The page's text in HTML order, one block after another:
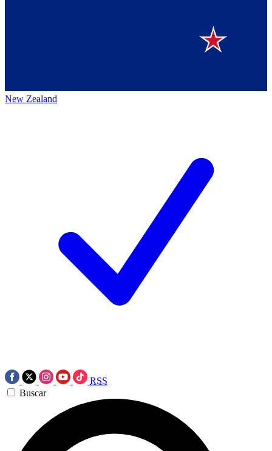
New Zealand
RSS
Buscar